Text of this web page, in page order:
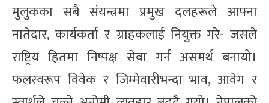
मुलुकका सबै संयन्त्रमा प्रमुख दलहरूले आफ्ना
नातेदार, कार्यकर्ता र ग्राहकलाई नियुक्त गरे- जसले
राष्ट्रिय हितमा निष्पक्ष सेवा गर्न असमर्थ बनायो।
फलस्वरूप विवेक र जिम्मेवारीभन्दा भाव, आवेग र